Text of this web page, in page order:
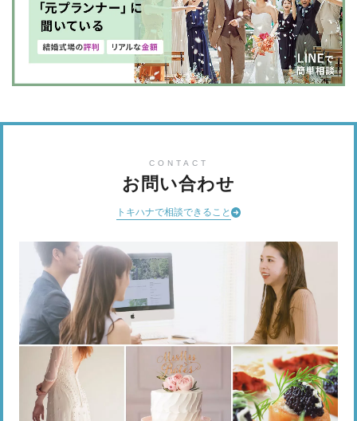
CONTACT
お問い合わせ
トキハナで相談できること